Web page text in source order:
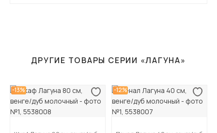
ДРУГИЕ ТОВАРЫ СЕРИИ «ЛАГУНА»
-13% -12%